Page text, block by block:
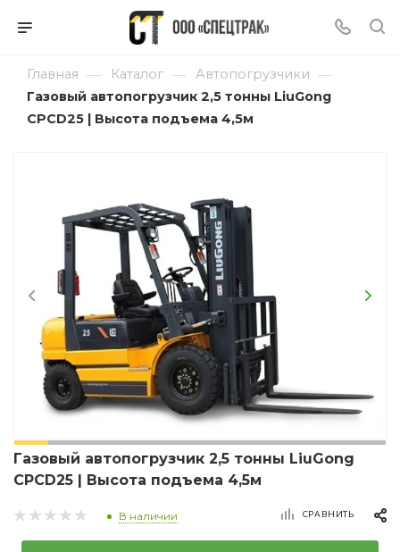
Главная — Каталог — Автопогрузчики —
Газовый автопогрузчик 2,5 тонны LiuGong
CPCD25 | Высота подъема 4,5м
Газовый автопогрузчик 2,5 тонны LiuGong
CPCD25 | Высота подъема 4,5м
В наличии СРАВНИТЬ